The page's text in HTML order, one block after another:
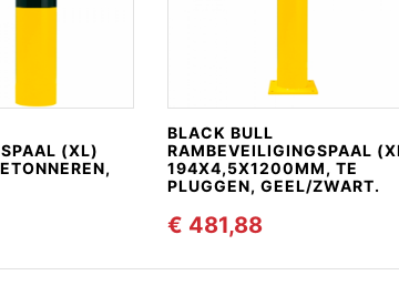
(XL)
BLACK BULL
RAMBEVEILIGINGSPAAL
194X4,5X1200MM, TE
PLUGGEN, GEEL/ZWART.
€ 481,88